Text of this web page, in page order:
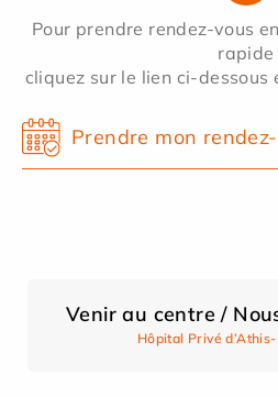
Pour prendre rendez-vous
rapide
cliquez sur le lien ci-dessous
Prendre mon
Venir au centre /
Hôpital Privé